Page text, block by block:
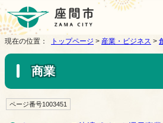
現在の位置： トップページ > 産業・ビジネス >
商業
ページ番号1003451